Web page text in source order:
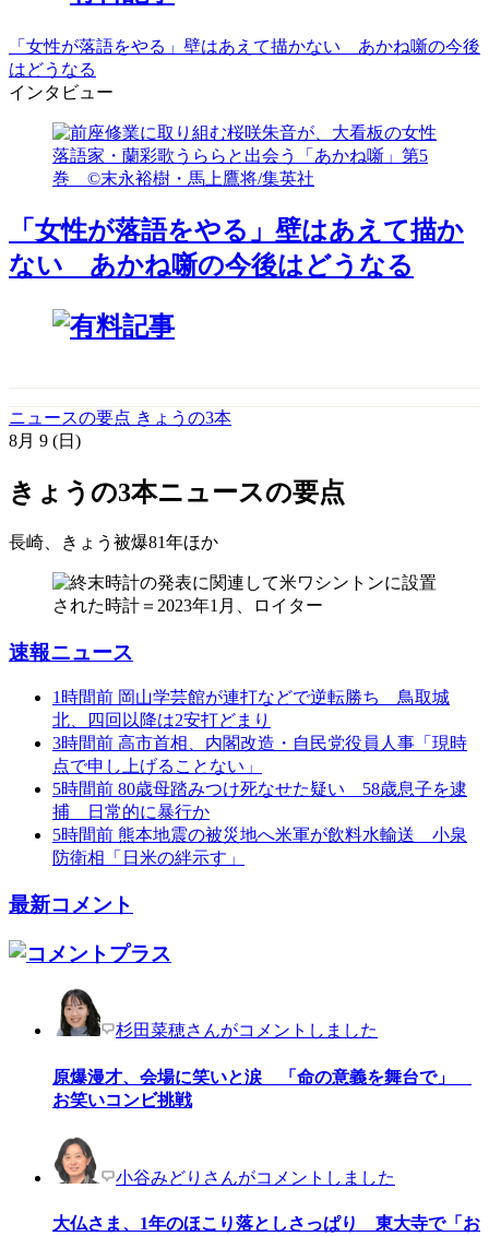
「女性が落語をやる」壁はあえて描かない あかね噺の今後
はどうなる
インタビュー
「女性が落語をやる」壁はあえて描か
ない あかね噺の今後はどうなる
ニュースの要点 きょうの3本
8月 9 (日)
きょうの3本ニュースの要点
長崎、きょう被爆81年ほか
速報ニュース
1時間前 岡山学芸館が連打などで逆転勝ち 鳥取城
北、四回以降は2安打どまり
3時間前 高市首相、内閣改造・自民党役員人事「現時
点で申し上げることない」
5時間前 80歳母踏みつけ死なせた疑い 58歳息子を逮
捕 日常的に暴行か
5時間前 熊本地震の被災地へ米軍が飲料水輸送 小泉
防衛相「日米の絆示す」
最新コメント
杉田菜穂さんがコメントしました
原爆漫才、会場に笑いと涙 「命の意義を舞台で」
お笑いコンビ挑戦
小谷みどりさんがコメントしました
大仏さま、1年のほこり落としさっぱり 東大寺で「お